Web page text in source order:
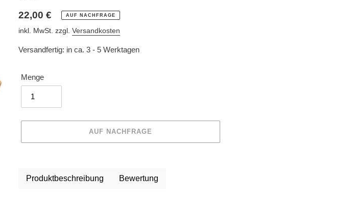
Normaler
Preis
22,00 € AUF NACHFRAGE
inkl. MwSt. zzgl. Versandkosten
Versandfertig: in ca. 3 - 5 Werktagen
Menge
AUF NACHFRAGE
zumProduktbeschreibung Bewertung